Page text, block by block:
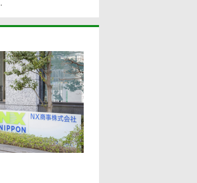
軽作業/清掃/その他作業系職種の求人